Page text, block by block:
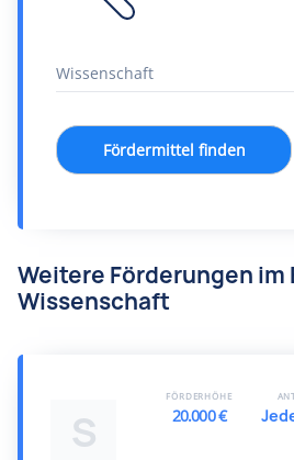
Fördermittel finden
Weitere Förderungen im
Wissenschaft
S
FÖRDERHÖHE
20.000 €